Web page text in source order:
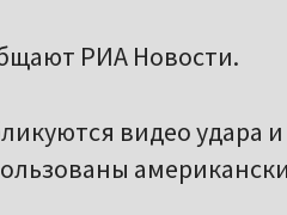
РИА Новости.
видео удара